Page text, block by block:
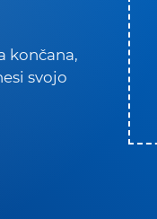
končana,
svojo